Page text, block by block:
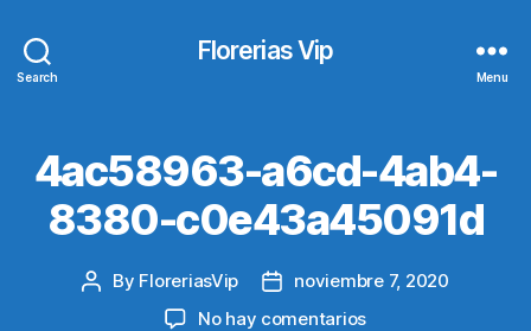
Search
Florerias Vip
Menu
4ac58963-a6cd-4ab4-
8380-c0e43a45091d
Post
By FloreriasVip
Postnoviembre 7, 2020
No hay comentariosen